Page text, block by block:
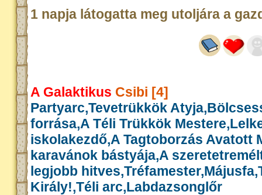
1 napja látogatta meg utoljára a
A Galaktikus Csibi [4]
Partyarc,Tevetrükkök
forrása,A Téli Trükkök
iskolakezdő,A Tagtoborzás Avatott
karavánok bástyája,A
legjobb
Király!,Téli arc,Labdazsonglőr